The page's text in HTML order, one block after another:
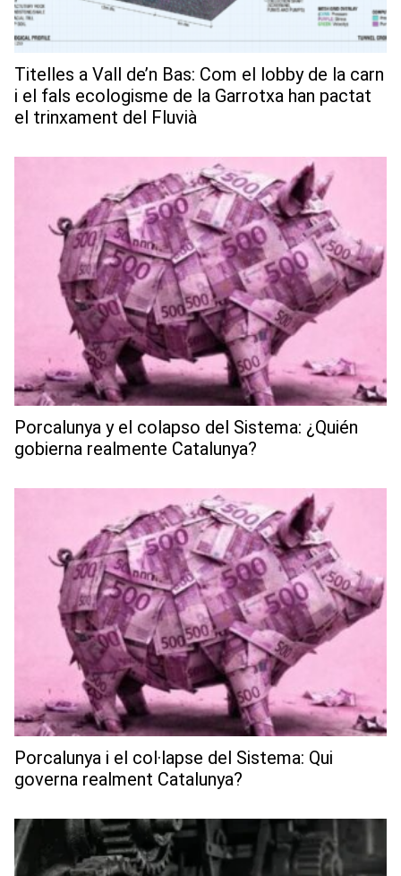
Titelles a Vall de’n Bas: Com el lobby de la carn
i el fals ecologisme de la Garrotxa han pactat
el trinxament del Fluvià
Porcalunya y el colapso del Sistema: ¿Quién
gobierna realmente Catalunya?
Porcalunya i el col·lapse del Sistema: Qui
governa realment Catalunya?